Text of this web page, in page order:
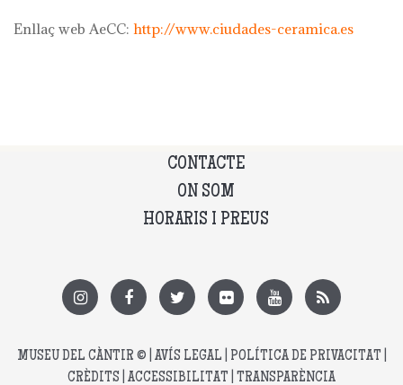
Enllaç web AeCC: http://www.ciudades-ceramica.es
CONTACTE
ON SOM
HORARIS I PREUS
MUSEU DEL CÀNTIR © | AVÍS LEGAL POLÍTICA DE PRIVACITAT
CRÈDITS ACCESSIBILITAT TRANSPARÈNCIA